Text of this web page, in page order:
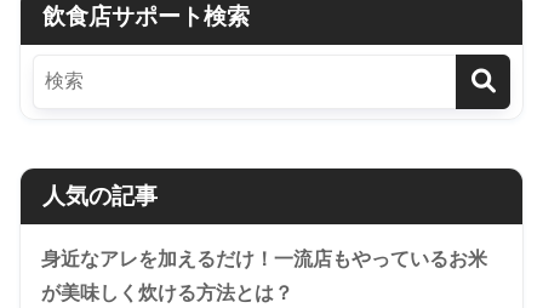
飲食店サポート検索
人気の記事
身近なアレを加えるだけ！一流店もやっているお米
が美味しく炊ける方法とは？